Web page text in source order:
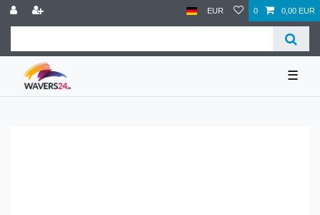
EUR 0 0,00 EUR
☰